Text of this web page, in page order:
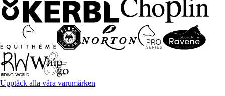
Upptäck alla våra varumärken